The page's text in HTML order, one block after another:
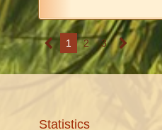
1 2 3
Statistics